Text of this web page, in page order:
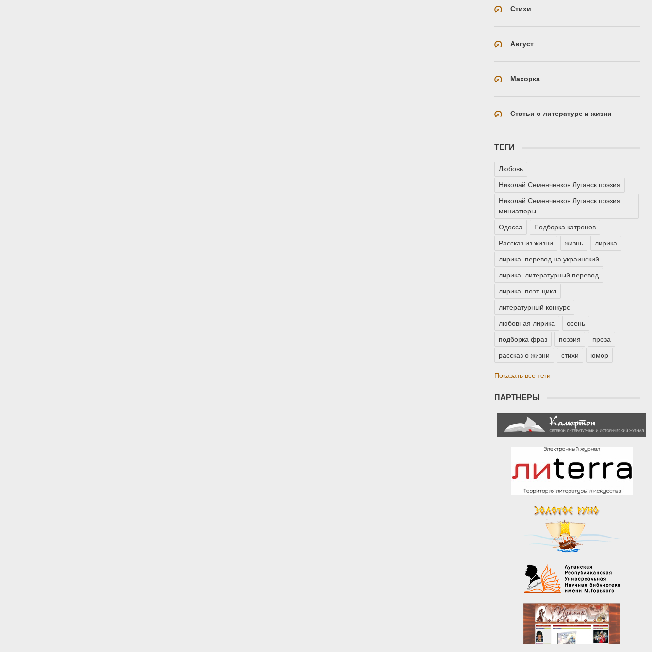
Стихи
Август
Махорка
Статьи о литературе и жизни
ТЕГИ
Любовь
Николай Семенченков Луганск поэзия
Николай Семенченков Луганск поэзия
миниатюры
Одесса Подборка катренов
Рассказ из жизни жизнь лирика
лирика: перевод на украинский
лирика; литературный перевод
лирика; поэт. цикл
литературный конкурс
любовная лирика осень
подборка фраз поэзия проза
рассказ о жизни стихи юмор
Показать все теги
ПАРТНЕРЫ